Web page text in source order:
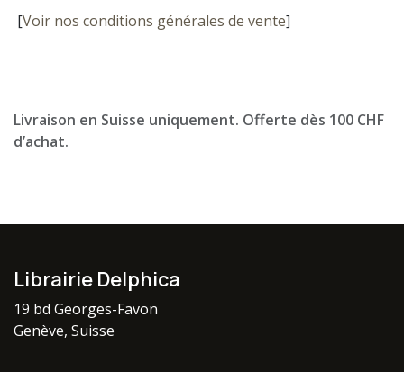
[Voir nos conditions générales de vente]
Livraison en Suisse uniquement. Offerte dès 100 CHF
d’achat.
Librairie Delphica
19 bd Georges-Favon
Genève, Suisse